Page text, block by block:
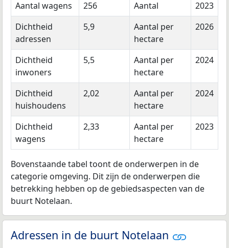
Aantal wagens 256 Aantal
2023
Dichtheid
adressen
5,9
Aantal per
hectare
2026
Dichtheid
inwoners
5,5
Aantal per
hectare
2024
Dichtheid
huishoudens
2,02
Aantal per
hectare
2024
Dichtheid
wagens
2,33
Aantal per
hectare
2023
Bovenstaande tabel toont de onderwerpen in de
categorie omgeving. Dit zijn de onderwerpen die
betrekking hebben op de gebiedsaspecten van de
buurt Notelaan.
Adressen in de buurt Notelaan